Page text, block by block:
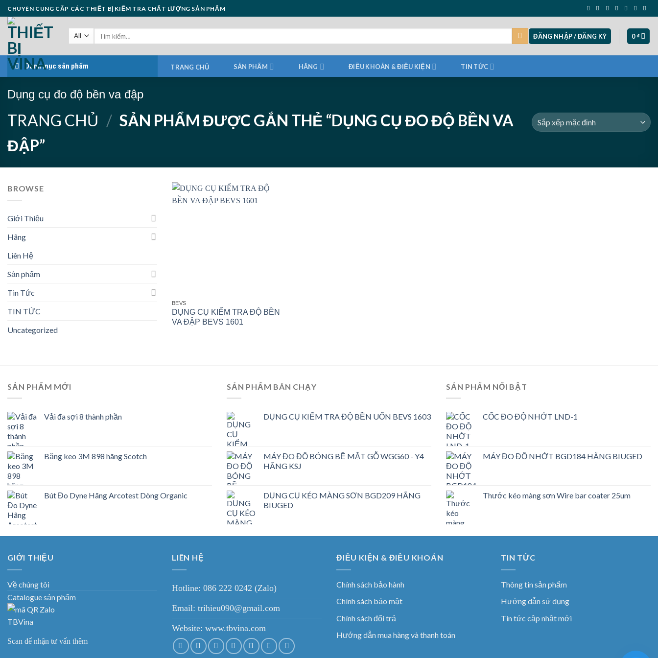
Skip
to
content
CHUYÊN CUNG CẤP CÁC THIẾT BỊ KIỂM TRA CHẤT LƯỢNG SẢN PHẨM
ĐĂNG NHẬP / ĐĂNG KÝ 0₫
Danh mục sản phẩm TRANG CHỦ SẢN PHẨM HÃNG ĐIỀU KHOẢN & ĐIỀU KIỆN TIN TỨC
Dụng cụ đo độ bền va đập
TRANG CHỦ / SẢN PHẨM ĐƯỢC GẮN THẺ “DỤNG CỤ ĐO ĐỘ BỀN VA
ĐẬP”
BROWSE
Giới Thiệu
Hãng
Liên Hệ
Sản phẩm
Tin Tức
TIN TỨC
Uncategorized
BEVS
DỤNG CỤ KIỂM TRA ĐỘ BỀN
VA ĐẬP BEVS 1601
SẢN PHẨM MỚI
Vải đa sợi 8 thành phần
Băng keo 3M 898 hãng Scotch
Bút Đo Dyne Hãng Arcotest Dòng Organic
SẢN PHẨM BÁN CHẠY
DỤNG CỤ KIỂM TRA ĐỘ BỀN UỐN BEVS 1603
MÁY ĐO ĐỘ BÓNG BỀ MẶT GỖ WGG60 - Y4
HÃNG KSJ
DỤNG CỤ KÉO MÀNG SƠN BGD209 HÃNG
BIUGED
SẢN PHẨM NỔI BẬT
CỐC ĐO ĐỘ NHỚT LND-1
MÁY ĐO ĐỘ NHỚT BGD184 HÃNG BIUGED
Thước kéo màng sơn Wire bar coater 25um
GIỚI THIỆU
Về chúng tôi
Catalogue sản phẩm
Scan để nhận tư vấn thêm
LIÊN HỆ
Hotline: 086 222 0242 (Zalo)
Email: trihieu090@gmail.com
Website: www.tbvina.com
ĐIỀU KIỆN & ĐIỀU KHOẢN
Chính sách bảo hành
Chính sách bảo mật
Chính sách đổi trả
Hướng dẫn mua hàng và thanh toán
TIN TỨC
Thông tin sản phẩm
Hướng dẫn sử dụng
Tin tức cập nhật mới